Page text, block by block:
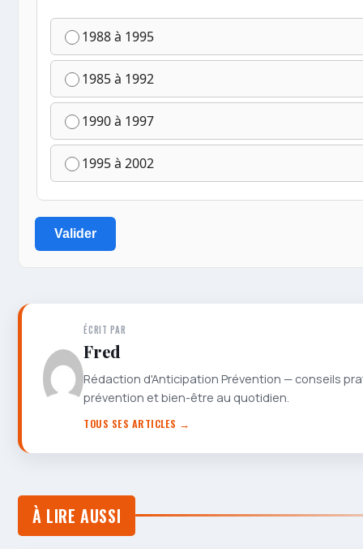
1988 à 1995
1985 à 1992
1990 à 1997
1995 à 2002
Valider
ÉCRIT PAR
Fred
Rédaction d'Anticipation Prévention — conseils
prévention et bien-être au quotidien.
TOUS SES ARTICLES →
À LIRE AUSSI